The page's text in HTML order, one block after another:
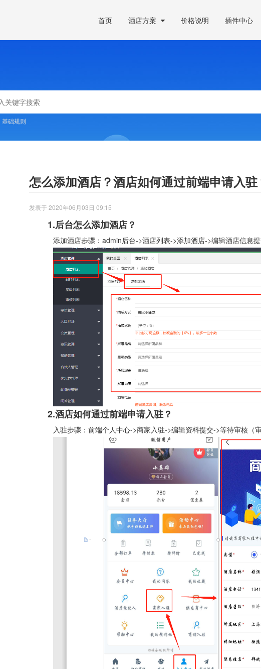
首页 酒店方案 价格说明 插件中心
基础规则
怎么添加酒店？酒店如何通过前端申请入
发表于 2020年06月03日 09:15
1.后台怎么添加酒店？
添加酒店步骤：admin后台->酒店列表->添加酒店->编辑酒店信息提
2.酒店如何通过前端申请入驻？
入驻步骤：前端个人中心->商家入驻->编辑资料提交->等待审核（审